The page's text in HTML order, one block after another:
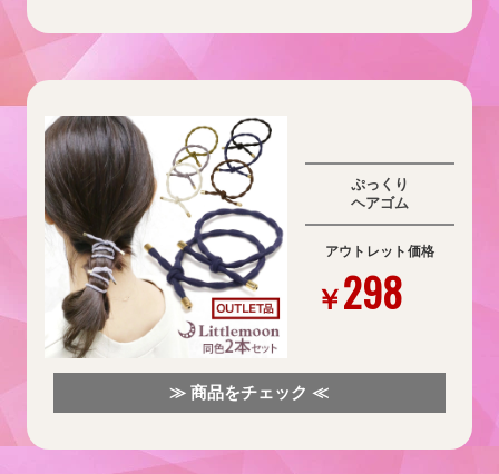
ぷっくり
ヘアゴム
アウトレット価格
￥298
≫ 商品をチェック ≪